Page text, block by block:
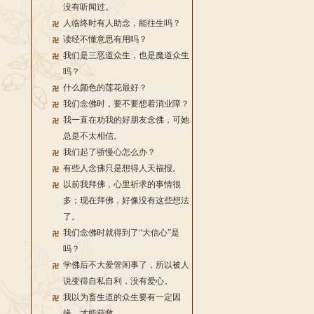
没有听闻过。
人临终时有人助念，能往生吗？
读经不懂意思有用吗？
我们是三恶道众生，也是魔道众生
吗？
什么颜色的莲花最好？
我们念佛时，要不要想着消业障？
我一直在劝我的好朋友念佛，可她
总是不太相信。
我们起了骄慢心怎么办？
有些人念佛只是想得人天福报。
以前我拜佛，心里祈求的事情很
多；现在拜佛，好像没有这些想法
了。
我们念佛时就得到了“大信心”是
吗？
学佛后不大爱管闲事了，所以被人
说变得自私自利，没有爱心。
我以为畜生道的众生要有一定因